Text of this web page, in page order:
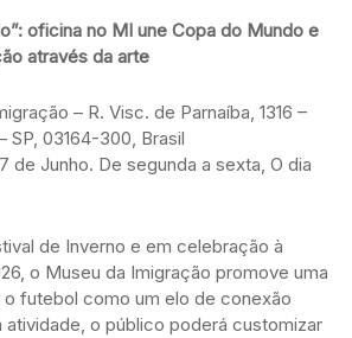
oficina no MI une Copa do Mundo e
através da arte
– R. Visc. de Parnaíba, 1316 –
SP, 03164-300, Brasil
de Junho. De segunda a sexta, O dia
de Inverno e em celebração à
o Museu da Imigração promove uma
futebol como um elo de conexão
atividade, o público poderá customizar